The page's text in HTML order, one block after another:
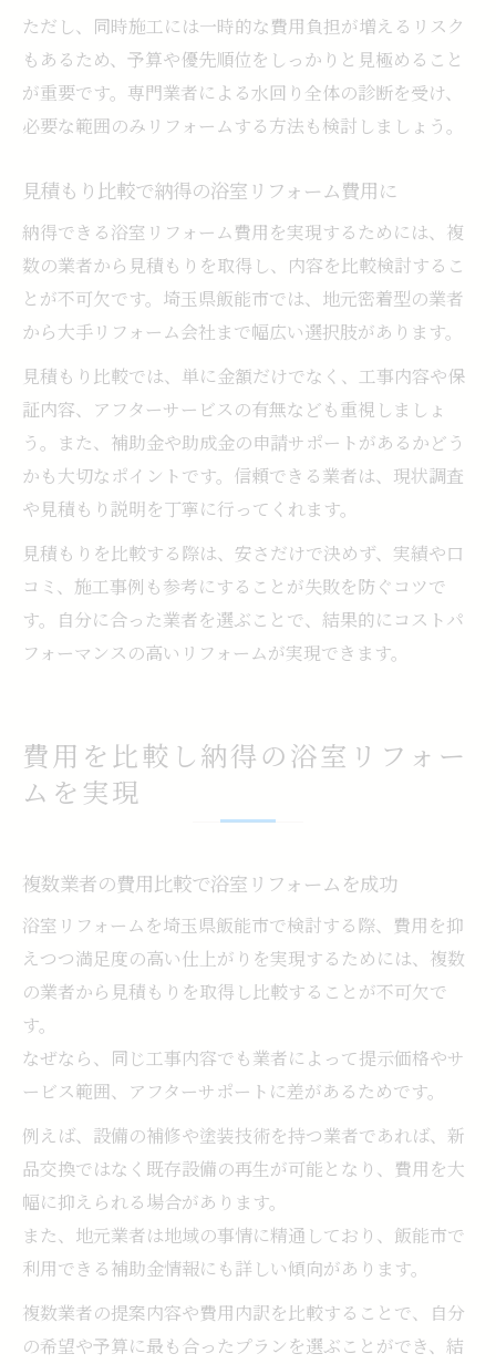
ただし、同時施工には一時的な費用負担が増えるリスク
もあるため、予算や優先順位をしっかりと見極めること
が重要です。専門業者による水回り全体の診断を受け、
必要な範囲のみリフォームする方法も検討しましょう。
見積もり比較で納得の浴室リフォーム費用に
納得できる浴室リフォーム費用を実現するためには、複
数の業者から見積もりを取得し、内容を比較検討するこ
とが不可欠です。埼玉県飯能市では、地元密着型の業者
から大手リフォーム会社まで幅広い選択肢があります。
見積もり比較では、単に金額だけでなく、工事内容や保
証内容、アフターサービスの有無なども重視しましょ
う。また、補助金や助成金の申請サポートがあるかどう
かも大切なポイントです。信頼できる業者は、現状調査
や見積もり説明を丁寧に行ってくれます。
見積もりを比較する際は、安さだけで決めず、実績や口
コミ、施工事例も参考にすることが失敗を防ぐコツで
す。自分に合った業者を選ぶことで、結果的にコストパ
フォーマンスの高いリフォームが実現できます。
費用を比較し納得の浴室リフォー
ムを実現
複数業者の費用比較で浴室リフォームを成功
浴室リフォームを埼玉県飯能市で検討する際、費用を抑
えつつ満足度の高い仕上がりを実現するためには、複数
の業者から見積もりを取得し比較することが不可欠で
す。
なぜなら、同じ工事内容でも業者によって提示価格やサ
ービス範囲、アフターサポートに差があるためです。
例えば、設備の補修や塗装技術を持つ業者であれば、新
品交換ではなく既存設備の再生が可能となり、費用を大
幅に抑えられる場合があります。
また、地元業者は地域の事情に精通しており、飯能市で
利用できる補助金情報にも詳しい傾向があります。
複数業者の提案内容や費用内訳を比較することで、自分
の希望や予算に最も合ったプランを選ぶことができ、結